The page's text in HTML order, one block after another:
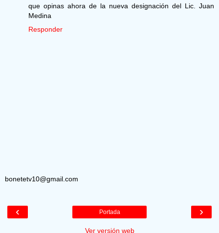
que opinas ahora de la nueva designación del Lic. Juan
Medina
Responder
bonetetv10@gmail.com
‹ ›
Portada
Ver versión web